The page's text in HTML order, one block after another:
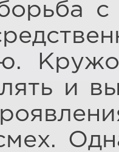
с
и